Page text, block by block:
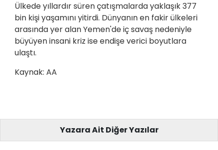
Ülkede yıllardır süren çatışmalarda yaklaşık 377
bin kişi yaşamını yitirdi. Dünyanın en fakir ülkeleri
arasında yer alan Yemen'de iç savaş nedeniyle
büyüyen insani kriz ise endişe verici boyutlara
ulaştı.
Kaynak: AA
Yazara Ait Diğer Yazılar